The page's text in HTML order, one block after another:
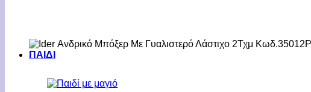
ΠΑΙΔΙ